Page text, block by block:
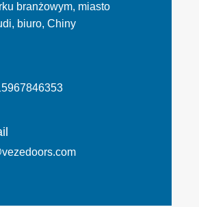
branżowym, miasto
biuro, Chiny